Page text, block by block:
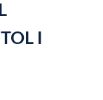
I